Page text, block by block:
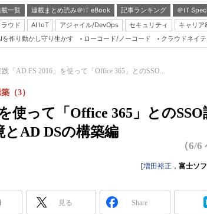
一覧 連載まとめ読み＠IT eBook 記事ランキング ＠IT
ラウド
AI IoT アジャイル/DevOps セキュリティ キャリア
を作り動かし守り生かす ローコード/ノーコード クラウドネイ
践「AD FS 2016」を使って「Office 365」とのSSO...
使って「Office 365」とのSSO
AD DSの構築編
（3）
（6/6
[増田裕正 ， 富士ソ
見る Share